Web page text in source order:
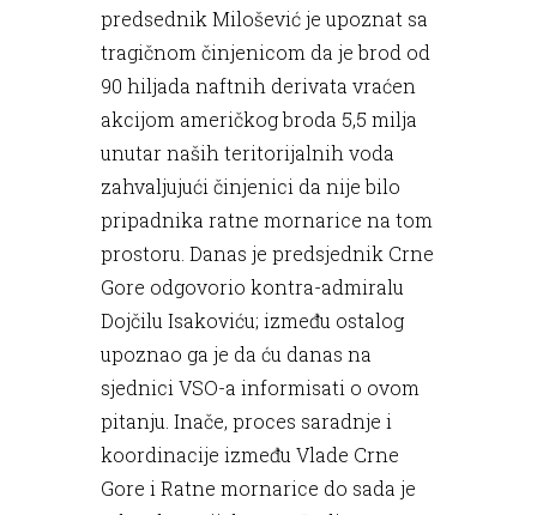
predsednik Milošević je upoznat sa
tragičnom činjenicom da je brod od
90 hiljada naftnih derivata vraćen
akcijom američkog broda 5,5 milja
unutar naših teritorijalnih voda
zahvaljujući činjenici da nije bilo
pripadnika ratne mornarice na tom
prostoru. Danas je predsjednik Crne
Gore odgovorio kontra-admiralu
Dojčilu Isakoviću; između ostalog
upoznao ga je da ću danas na
sjednici VSO-a informisati o ovom
pitanju. Inače, proces saradnje i
koordinacije između Vlade Crne
Gore i Ratne mornarice do sada je